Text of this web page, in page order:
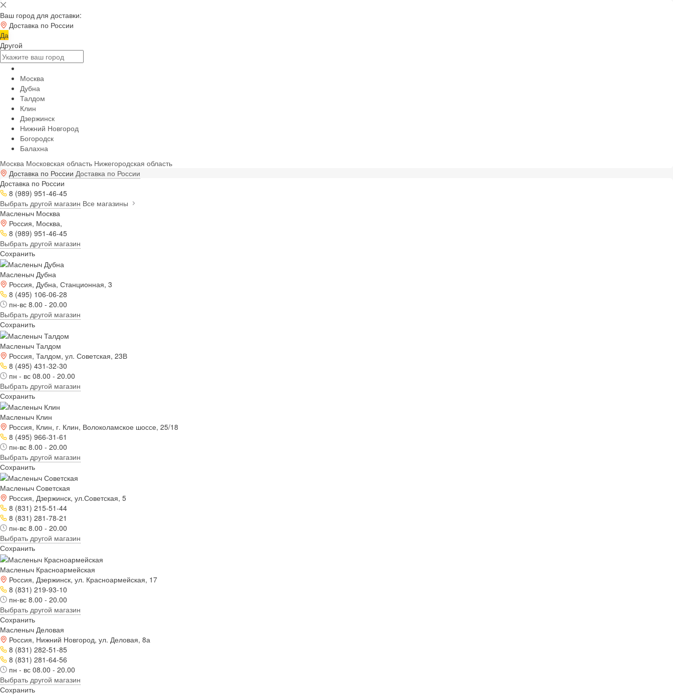
Ваш город для доставки:
Доставка по России
Да
Другой
Москва
Дубна
Талдом
Клин
Дзержинск
Нижний Новгород
Богородск
Балахна
Москва Московская область Нижегородская область
Доставка по России Доставка по России
Доставка по России
8 (989) 951-46-45
Выбрать другой магазин Все магазины
Масленыч Москва
Россия, Москва,
8 (989) 951-46-45
Выбрать другой магазин
Сохранить
Масленыч Дубна
Россия, Дубна, Станционная, 3
8 (495) 106-06-28
пн-вс 8.00 - 20.00
Выбрать другой магазин
Сохранить
Масленыч Талдом
Россия, Талдом, ул. Советская, 23В
8 (495) 431-32-30
пн - вс 08.00 - 20.00
Выбрать другой магазин
Сохранить
Масленыч Клин
Россия, Клин, г. Клин, Волоколамское шоссе, 25/18
8 (495) 966-31-61
пн-вс 8.00 - 20.00
Выбрать другой магазин
Сохранить
Масленыч Советская
Россия, Дзержинск, ул.Советская, 5
8 (831) 215-51-44
8 (831) 281-78-21
пн-вс 8.00 - 20.00
Выбрать другой магазин
Сохранить
Масленыч Красноармейская
Россия, Дзержинск, ул. Красноармейская, 17
8 (831) 219-93-10
пн-вс 8.00 - 20.00
Выбрать другой магазин
Сохранить
Масленыч Деловая
Россия, Нижний Новгород, ул. Деловая, 8а
8 (831) 282-51-85
8 (831) 281-64-56
пн - вс 08.00 - 20.00
Выбрать другой магазин
Сохранить